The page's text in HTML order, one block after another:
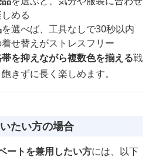
める
を選べば、工具なしで30秒以内
せ替えがストレスフリー
を抑えながら複数色を揃える戦
きずに長く楽しめます。
たい方の場合
ートを兼用したい方には、以下